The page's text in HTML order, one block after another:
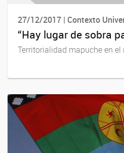
27/12/2017 | Contexto
“Hay lugar de sobra
Territorialidad mapuche en